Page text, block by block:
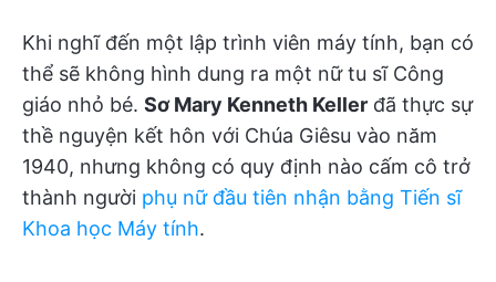
Khi nghĩ đến một lập trình viên máy tính, bạn có
thể sẽ không hình dung ra một nữ tu sĩ Công
giáo nhỏ bé. Sơ Mary Kenneth Keller đã thực sự
thề nguyện kết hôn với Chúa Giêsu vào năm
1940, nhưng không có quy định nào cấm cô trở
thành người phụ nữ đầu tiên nhận bằng Tiến sĩ
Khoa học Máy tính.